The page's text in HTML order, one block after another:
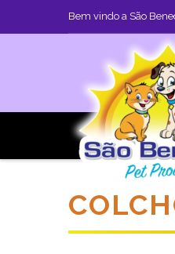
Bem vindo a São